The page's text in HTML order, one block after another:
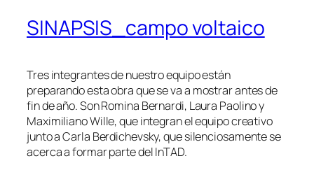
SINAPSIS_campo voltaico
Tres integrantes de nuestro equipo están
preparando esta obra que se va a mostrar antes de
fin de año. Son Romina Bernardi, Laura Paolino y
Maximiliano Wille, que integran el equipo creativo
junto a Carla Berdichevsky, que silenciosamente se
acerca a formar parte del InTAD.